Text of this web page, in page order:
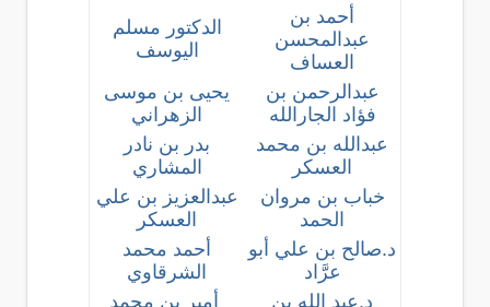
أحمد بن
عبدالمحسن
العساف
الدكتور مسلم
اليوسف
عبدالرحمن بن
فؤاد الجارالله
يحيى بن موسى
الزهراني
عبدالله بن محمد
العسكر
بدر بن نادر
المشاري
خباب بن مروان
الحمد
عبدالعزيز بن علي
العسكر
د.صالح بن علي أبو
عرَّاد
أحمد محمد
الشرقاوي
د.عبد الله بن
أمير بن محمد